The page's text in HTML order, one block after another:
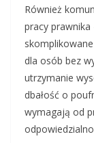
Również
pracy prawnika
dla osób bez
utrzymanie
dbałość o
wymagają od